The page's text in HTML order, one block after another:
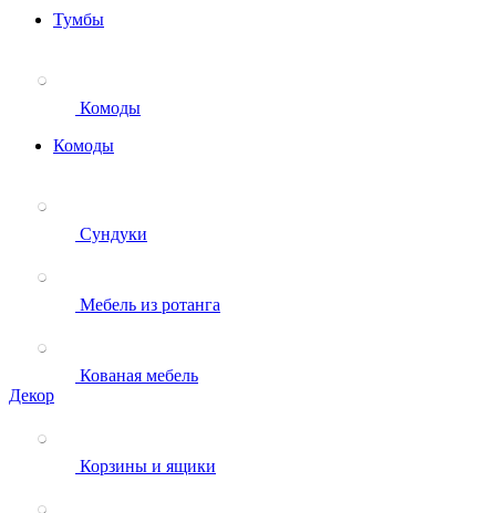
Тумбы
Комоды
Комоды
Сундуки
Мебель из ротанга
Кованая мебель
Декор
Корзины и ящики